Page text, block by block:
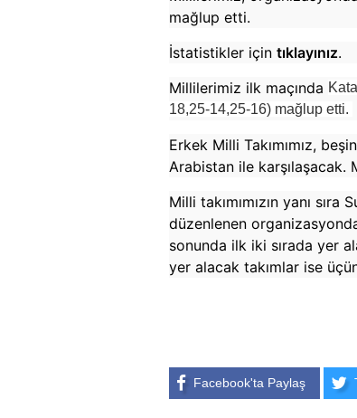
mağlup etti.
İstatistikler için tıklayınız.
Millilerimiz ilk maçında
18,25-14,25-16) mağlup etti.
Erkek Milli Takımımız,
Arabistan ile karşılaşacak.
Milli takımımızın yanı
düzenlenen
sonunda ilk iki sırada yer
yer alacak takımlar ise
Facebook'ta Paylaş